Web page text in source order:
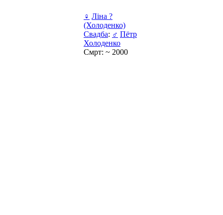
♀ Ліна ?
(Холоденко)
Свадба: ♂ Пётр
Холоденко
Смрт: ~ 2000